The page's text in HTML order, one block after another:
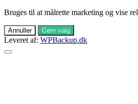
Bruges til at målrette marketing og vise
Annuller Gem valg
Leveret af: WPBackup.dk